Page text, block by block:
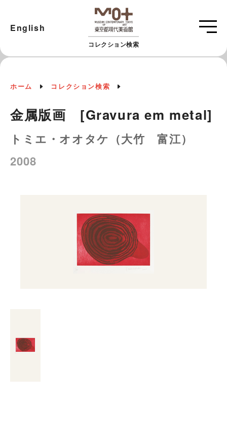
コレクション検索
English
ホーム コレクション検索
金属版画 [Gravura em metal]
トミエ・オオタケ（大竹 富江）
2008